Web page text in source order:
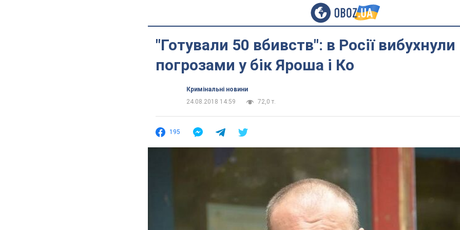
"Готували 50 вбивств": в Росії вибухнули
погрозами у бік Яроша і Ко
Кримінальні новини
24.08.2018 14:59
72,0 т.
195